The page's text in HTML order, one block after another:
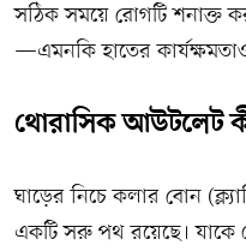
সঠিক সময়ে রোগটি শনাক্ত
—এমনকি হাতের
থোরাসিক আউটলেট
ঘাড়ের নিচে কলার বোন
একটি সরু পথ রয়েছে।